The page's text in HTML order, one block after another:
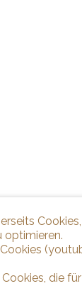
optimieren.
die